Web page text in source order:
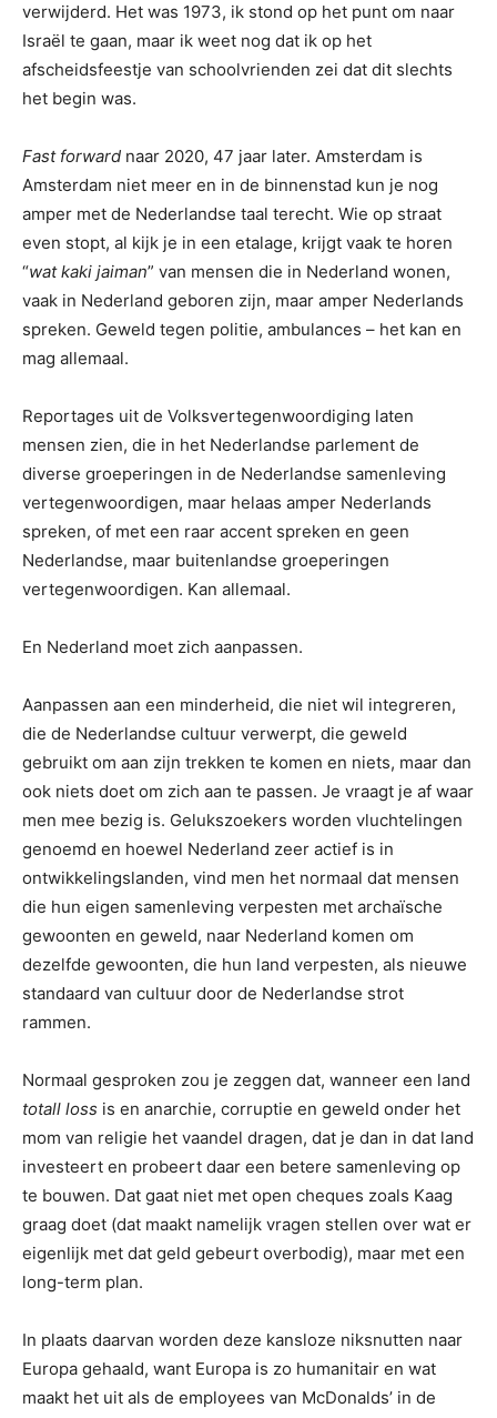
verwijderd. Het was 1973, ik stond op het punt om naar
Israël te gaan, maar ik weet nog dat ik op het
afscheidsfeestje van schoolvrienden zei dat dit slechts
het begin was.
Fast forward naar 2020, 47 jaar later. Amsterdam is
Amsterdam niet meer en in de binnenstad kun je nog
amper met de Nederlandse taal terecht. Wie op straat
even stopt, al kijk je in een etalage, krijgt vaak te horen
“wat kaki jaiman” van mensen die in Nederland wonen,
vaak in Nederland geboren zijn, maar amper Nederlands
spreken. Geweld tegen politie, ambulances – het kan en
mag allemaal.
Reportages uit de Volksvertegenwoordiging laten
mensen zien, die in het Nederlandse parlement de
diverse groeperingen in de Nederlandse samenleving
vertegenwoordigen, maar helaas amper Nederlands
spreken, of met een raar accent spreken en geen
Nederlandse, maar buitenlandse groeperingen
vertegenwoordigen. Kan allemaal.
En Nederland moet zich aanpassen.
Aanpassen aan een minderheid, die niet wil integreren,
die de Nederlandse cultuur verwerpt, die geweld
gebruikt om aan zijn trekken te komen en niets, maar dan
ook niets doet om zich aan te passen. Je vraagt je af waar
men mee bezig is. Gelukszoekers worden vluchtelingen
genoemd en hoewel Nederland zeer actief is in
ontwikkelingslanden, vind men het normaal dat mensen
die hun eigen samenleving verpesten met archaïsche
gewoonten en geweld, naar Nederland komen om
dezelfde gewoonten, die hun land verpesten, als nieuwe
standaard van cultuur door de Nederlandse strot
rammen.
Normaal gesproken zou je zeggen dat, wanneer een land
totall loss is en anarchie, corruptie en geweld onder het
mom van religie het vaandel dragen, dat je dan in dat land
investeert en probeert daar een betere samenleving op
te bouwen. Dat gaat niet met open cheques zoals Kaag
graag doet (dat maakt namelijk vragen stellen over wat er
eigenlijk met dat geld gebeurt overbodig), maar met een
long-term plan.
In plaats daarvan worden deze kansloze niksnutten naar
Europa gehaald, want Europa is zo humanitair en wat
maakt het uit als de employees van McDonalds’ in de